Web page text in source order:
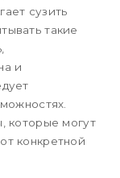
сузить
такие
и
которые могут
конкретной